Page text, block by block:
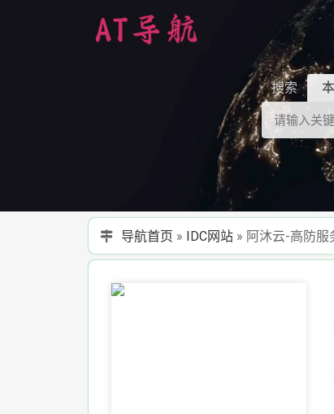
搜索
导航首页 » IDC网站 » 阿沐云-高防服